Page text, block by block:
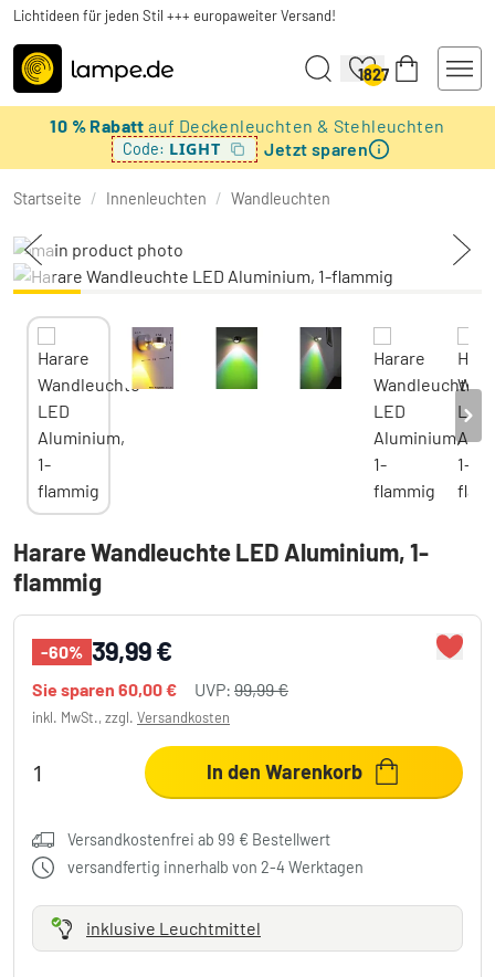
Lichtideen für jeden Stil +++ europaweiter Versand!
1827
10 % Rabattauf Deckenleuchten & Stehleuchten
Code: LIGHT Jetzt sparen
Startseite / Innenleuchten / Wandleuchten
Harare Wandleuchte LED Aluminium, 1-
flammig
-60% 39,99 €
Sie sparen 60,00 € UVP: 99,99 €
inkl. MwSt., zzgl. Versandkosten
In den Warenkorb
Versandkostenfrei ab 99 € Bestellwert
versandfertig innerhalb von 2-4 Werktagen
inklusive Leuchtmittel